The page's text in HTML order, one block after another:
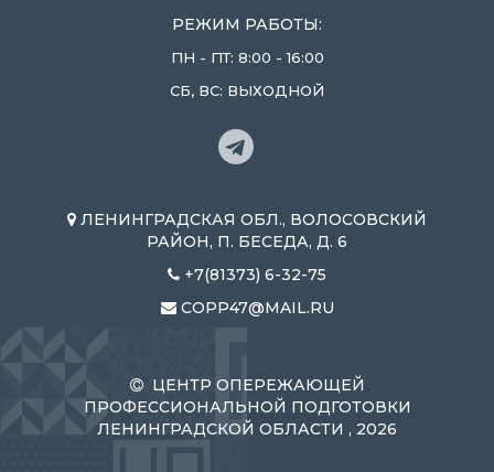
РЕЖИМ РАБОТЫ:
ПН - ПТ: 8:00 - 16:00
СБ, ВС: ВЫХОДНОЙ
ЛЕНИНГРАДСКАЯ ОБЛ., ВОЛОСОВСКИЙ
РАЙОН, П. БЕСЕДА, Д. 6
+7(81373) 6-32-75
COPP47@MAIL.RU
ЦЕНТР ОПЕРЕЖАЮЩЕЙ
ПРОФЕССИОНАЛЬНОЙ ПОДГОТОВКИ
ЛЕНИНГРАДСКОЙ ОБЛАСТИ , 2026